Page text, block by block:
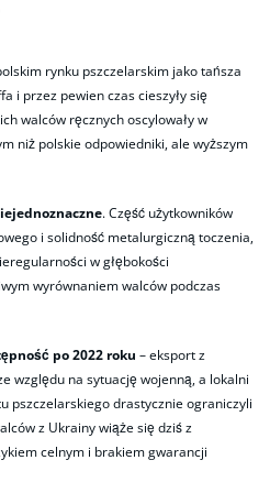
rynku pszczelarskim jako tańsza
i przez pewien czas cieszyły się
walców ręcznych oscylowały w
niż polskie odpowiedniki, ale wyższym
. Część użytkowników
i solidność metalurgiczną toczenia,
w głębokości
wyrównaniem walców podczas
po 2022 roku – eksport z
względu na sytuację wojenną, a lokalni
pszczelarskiego drastycznie ograniczyli
z Ukrainy wiąże się dziś z
celnym i brakiem gwarancji